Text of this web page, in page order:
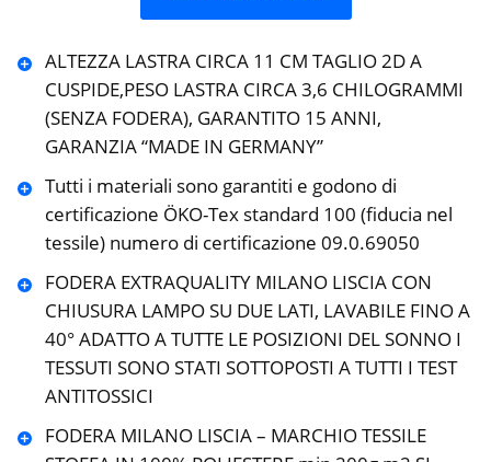
ALTEZZA LASTRA CIRCA 11 CM TAGLIO 2D A
CUSPIDE,PESO LASTRA CIRCA 3,6 CHILOGRAMMI
(SENZA FODERA), GARANTITO 15 ANNI,
GARANZIA “MADE IN GERMANY”
Tutti i materiali sono garantiti e godono di
certificazione ÖKO-Tex standard 100 (fiducia nel
tessile) numero di certificazione 09.0.69050
FODERA EXTRAQUALITY MILANO LISCIA CON
CHIUSURA LAMPO SU DUE LATI, LAVABILE FINO A
40° ADATTO A TUTTE LE POSIZIONI DEL SONNO I
TESSUTI SONO STATI SOTTOPOSTI A TUTTI I TEST
ANTITOSSICI
FODERA MILANO LISCIA – MARCHIO TESSILE